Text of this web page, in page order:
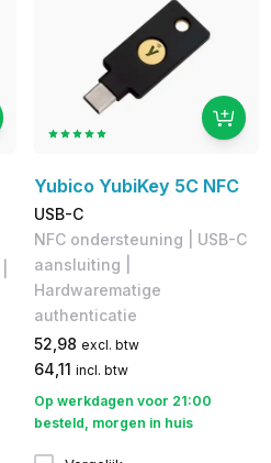
Yubico YubiKey 5C NFC
USB-C
NFC ondersteuning | USB-C
aansluiting |
Hardwarematige
authenticatie
52,98 excl. btw
64,11 incl. btw
Op werkdagen voor 21:00
besteld, morgen in huis